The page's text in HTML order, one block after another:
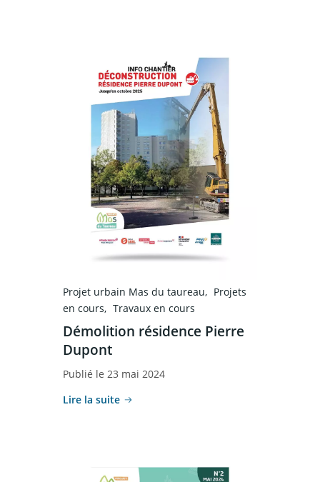
Projet urbain Mas du taureau
Projets
en cours
Travaux en cours
Démolition résidence Pierre
Dupont
Publié le 23 mai 2024
Lire la suite